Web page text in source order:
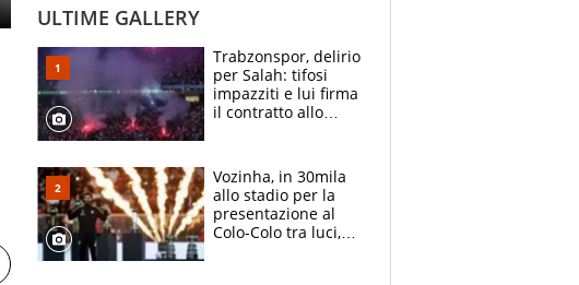
ULTIME GALLERY
Trabzonspor, delirio
per Salah: tifosi
impazziti e lui firma
il contratto allo
Vozinha, in 30mila
allo stadio per la
presentazione al
Colo-Colo tra luci,